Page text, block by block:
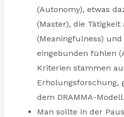
(Autonomy), etwas
(Master), die
(Meaningfulness) und
eingebunden fühlen
Kriterien stammen
Erholungsforschung,
dem DRAMMA-Modell.
Man sollte in der